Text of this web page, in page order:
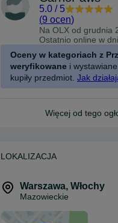
5.0 / 5
(9 ocen)
Na OLX od grudnia
Ostatnio online w
Oceny w kategoriach z
weryfikowane i
kupiły przedmiot. Jak
Więcej od tego
LOKALIZACJA
Warszawa, Włochy
Mazowieckie